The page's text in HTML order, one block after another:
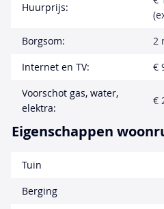
Huurprijs:
Borgsom:
2
Internet en TV:
€
Voorschot gas, water,
elektra:
€
Eigenschappen
Tuin
Berging